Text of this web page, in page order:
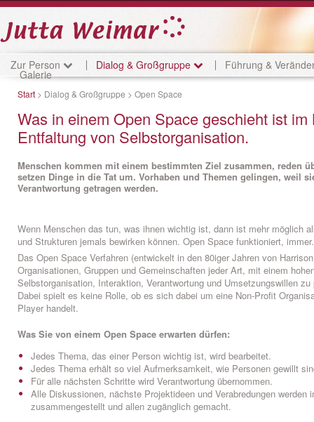
Zur Person Dialog & Großgruppe Führung &
Galerie
Start > Dialog & Großgruppe > Open Space
Was in einem Open Space geschieht ist im
Entfaltung von Selbstorganisation.
Menschen kommen mit einem bestimmten Ziel zusammen, reden
setzen Dinge in die Tat um. Vorhaben und Themen gelingen, weil
Verantwortung getragen werden.
Wenn Menschen das tun, was ihnen wichtig ist, dann ist mehr möglich
und Strukturen jemals bewirken können. Open Space funktioniert, immer.
Das Open Space Verfahren (entwickelt in den 80iger Jahren von
Organisationen, Gruppen und Gemeinschaften jeder Art, mit einem
Selbstorganisation, Interaktion, Verantwortung und Umsetzungswillen
Dabei spielt es keine Rolle, ob es sich dabei um eine Non-Profit
Player handelt.
Was Sie von einem Open Space erwarten dürfen:
Jedes Thema, das einer Person wichtig ist, wird bearbeitet.
Jedes Thema erhält so viel Aufmerksamkeit, wie Personen gewillt
Für alle nächsten Schritte wird Verantwortung übernommen.
Alle Diskussionen, nächste Projektideen und Verabredungen werden
zusammengestellt und allen zugänglich gemacht.